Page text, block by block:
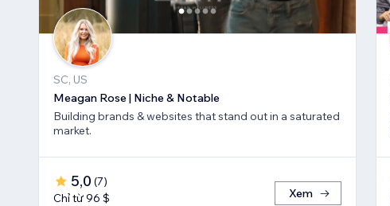
SC, US
Meagan Rose | Niche & Notable
Building brands & websites that stand out in a saturated
market.
5,0 (7)
Chỉ từ 96 $
Xem